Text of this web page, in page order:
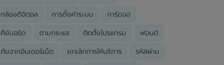
กล้องดิจิตอล การตั้งค่าระบบ การ์ดจอ
คีย์บอร์ด ตามกระแส ติดตั้งโปรแกรม ฟอนต์
ภัยจากอินเตอร์เน็ต ยกเลิกการให้บริการ รหัสผ่าน